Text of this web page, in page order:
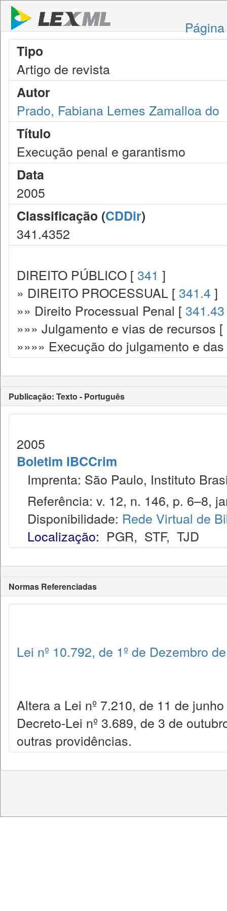
Tipo
Artigo de revista
Autor
Prado, Fabiana Lemes Zamalloa do
Título
Execução penal e garantismo
Data
2005
Classificação (CDDir)
341.4352
DIREITO PÚBLICO [ 341 ]
» DIREITO PROCESSUAL [ 341.4 ]
»» Direito Processual Penal [ 341.43
»»» Julgamento e vias de recursos [
»»»» Execução do julgamento e
Publicação: Texto - Português
2005
Boletim IBCCrim
Imprenta: São Paulo, Instituto
Referência: v. 12, n. 146, p. 6–8,
Disponibilidade: Rede Virtual de
Localização: PGR, STF, TJD
Normas Referenciadas
Lei nº 10.792, de 1º de Dezembro
Altera a Lei nº 7.210, de 11 de
Decreto-Lei nº 3.689, de 3 de
outras providências.